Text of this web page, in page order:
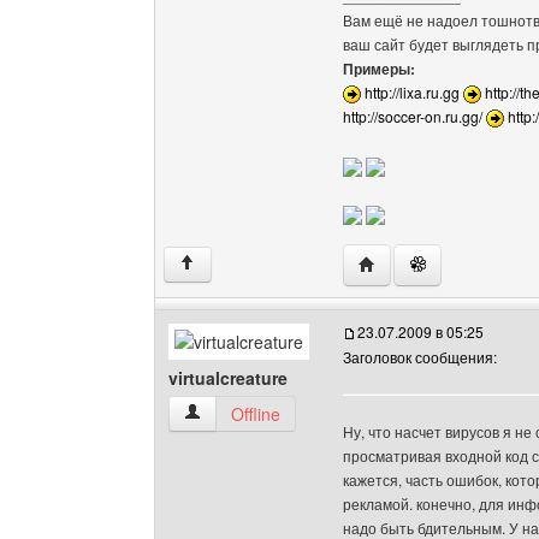
Вам ещё не надоел
ваш сайт будет выглядеть
Примеры:
http://lixa.ru.gg
http://
http://soccer-on.ru.gg/
↑ Посетить сайт
virtualcreature
virtualcreature Посмотреть профиль
Offline
23.07.2009 в 05:25
Заголовок сообщения:
Ну, что насчет вирусов я
просматривая входной код
кажется, часть ошибок,
рекламой. конечно, для
надо быть бдительным. У